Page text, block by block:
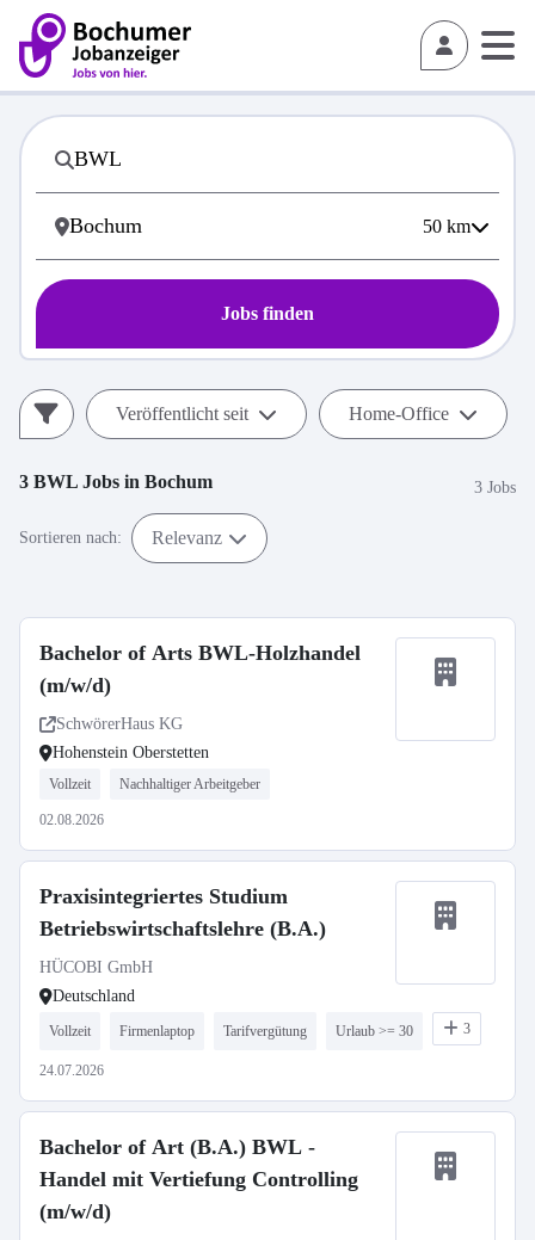
50 km
Jobs finden
Veröffentlicht seit Home-Office
3 BWL Jobs in Bochum 3 Jobs
Sortieren nach: Relevanz
Bachelor of Arts BWL-Holzhandel
(m/w/d)
SchwörerHaus KG
Hohenstein Oberstetten
Vollzeit Nachhaltiger Arbeitgeber
02.08.2026
Praxisintegriertes Studium
Betriebswirtschaftslehre (B.A.)
HÜCOBI GmbH
Deutschland
Vollzeit Firmenlaptop Tarifvergütung Urlaub >= 30 3
24.07.2026
Bachelor of Art (B.A.) BWL -
Handel mit Vertiefung Controlling
(m/w/d)